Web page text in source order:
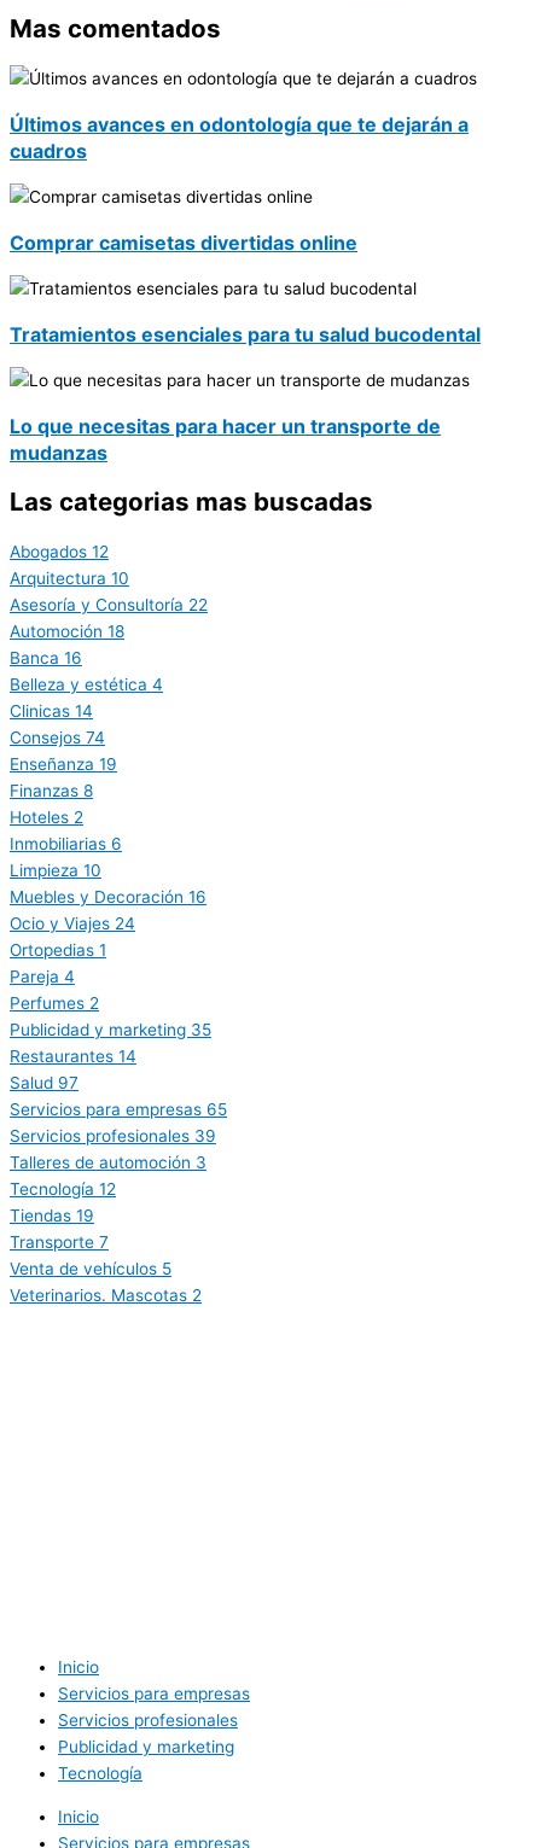
Mas comentados
Últimos avances en odontología que te dejarán a
cuadros
Comprar camisetas divertidas online
Tratamientos esenciales para tu salud bucodental
Lo que necesitas para hacer un transporte de
mudanzas
Las categorias mas buscadas
Abogados 12
Arquitectura 10
Asesoría y Consultoría 22
Automoción 18
Banca 16
Belleza y estética 4
Clinicas 14
Consejos 74
Enseñanza 19
Finanzas 8
Hoteles 2
Inmobiliarias 6
Limpieza 10
Muebles y Decoración 16
Ocio y Viajes 24
Ortopedias 1
Pareja 4
Perfumes 2
Publicidad y marketing 35
Restaurantes 14
Salud 97
Servicios para empresas 65
Servicios profesionales 39
Talleres de automoción 3
Tecnología 12
Tiendas 19
Transporte 7
Venta de vehículos 5
Veterinarios. Mascotas 2
Inicio
Servicios para empresas
Servicios profesionales
Publicidad y marketing
Tecnología
Inicio
Servicios para empresas